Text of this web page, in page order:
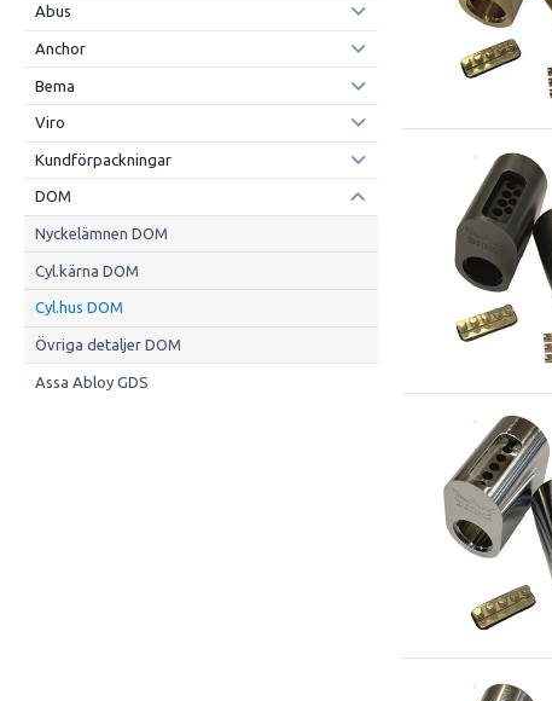
Abus
Anchor
Bema
Viro
Kundförpackningar
DOM
Nyckelämnen DOM
Cyl.kärna DOM
Cyl.hus DOM
Övriga detaljer DOM
Assa Abloy GDS